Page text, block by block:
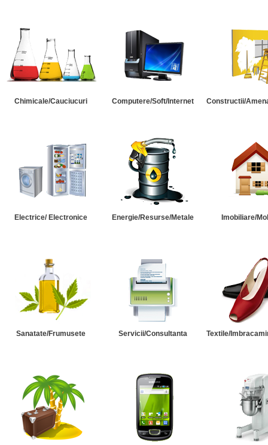
Chimicale/Cauciucuri Computere/Soft/Internet Constructii/
Electrice/ Electronice Energie/Resurse/Metale Imobiliare/
Sanatate/Frumusete Servicii/Consultanta Textile/